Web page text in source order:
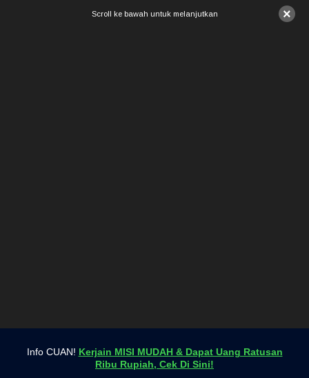
×
Scroll ke bawah untuk melanjutkan
Info CUAN! Kerjain MISI MUDAH & Dapat Uang Ratusan
Ribu Rupiah, Cek Di Sini!